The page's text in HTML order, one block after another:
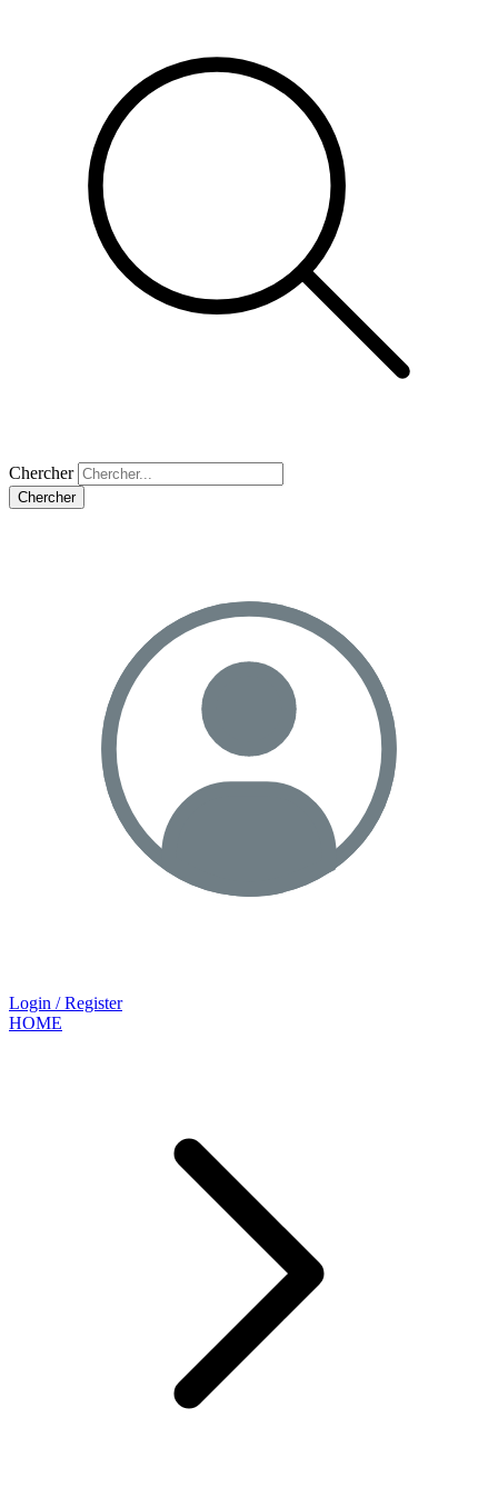
Chercher
Chercher
Login / Register
HOME